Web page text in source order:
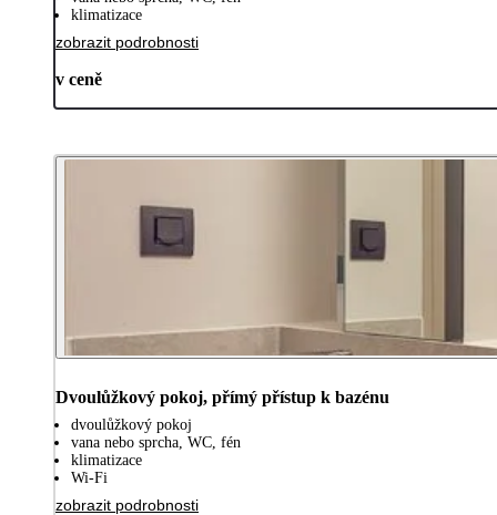
klimatizace
zobrazit podrobnosti
v ceně
Dvoulůžkový pokoj, přímý přístup k bazénu
dvoulůžkový pokoj
vana nebo sprcha, WC, fén
klimatizace
Wi-Fi
zobrazit podrobnosti